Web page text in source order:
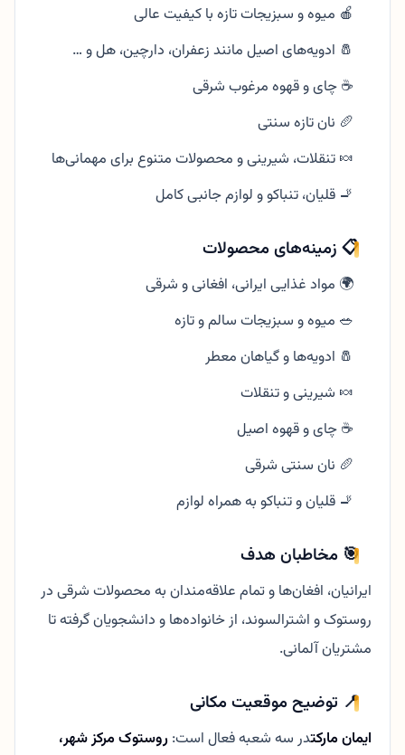
🍎 میوه و سبزیجات تازه با کیفیت عالی
🧂 ادویه‌های اصیل مانند زعفران، دارچین، هل و …
☕ چای و قهوه مرغوب شرقی
🥖 نان تازه سنتی
🍬 تنقلات، شیرینی و محصولات متنوع برای مهمانی‌ها
🚬 قلیان، تنباکو و لوازم جانبی کامل
📋 زمینه‌های محصولات
🌍 مواد غذایی ایرانی، افغانی و شرقی
🥗 میوه و سبزیجات سالم و تازه
🧂 ادویه‌ها و گیاهان معطر
🍬 شیرینی و تنقلات
☕ چای و قهوه اصیل
🥖 نان سنتی شرقی
🚬 قلیان و تنباکو به همراه لوازم
🎯 مخاطبان هدف
ایرانیان، افغان‌ها و تمام علاقه‌مندان به محصولات شرقی در
روستوک و اشترالسوند، از خانواده‌ها و دانشجویان گرفته تا
مشتریان آلمانی.
📍 توضیح موقعیت مکانی
ایمان مارکتدر سه شعبه فعال است:روستوک مرکز شهر،